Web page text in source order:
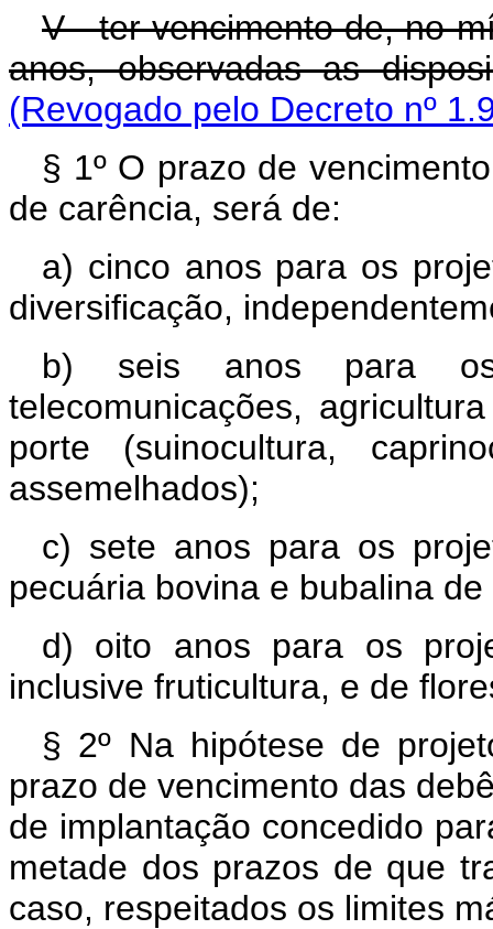
V - ter vencimento de, no
anos, observadas as
(Revogado pelo Decreto nº
§ 1º O prazo de
de carência, será de:
a) cinco anos para os
diversificação,
b) seis anos para
telecomunicações,
porte (suinocultura,
assemelhados);
c) sete anos para os
pecuária bovina e bubalina
d) oito anos para os
inclusive fruticultura, e de
§ 2º Na hipótese de
prazo de vencimento das
de implantação concedido
metade dos prazos de que
caso, respeitados os limites